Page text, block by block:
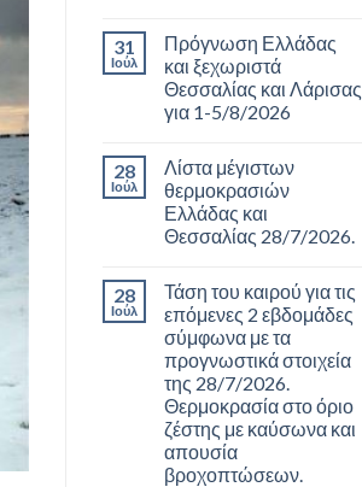
31
Ιούλ
Πρόγνωση Ελλάδας
και ξεχωριστά
Θεσσαλίας και Λάρισας
για 1-5/8/2026
28
Ιούλ
Λίστα μέγιστων
θερμοκρασιών
Ελλάδας και
Θεσσαλίας 28/7/2026.
28
Ιούλ
Τάση του καιρού για τις
επόμενες 2 εβδομάδες
σύμφωνα με τα
προγνωστικά στοιχεία
της 28/7/2026.
Θερμοκρασία στο όριο
ζέστης με καύσωνα και
απουσία
βροχοπτώσεων.